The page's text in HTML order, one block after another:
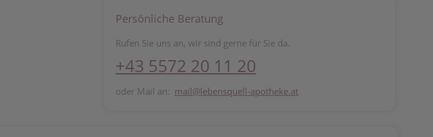
Persönliche Beratung
Rufen Sie uns an, wir sind gerne für Sie da.
+43 5572 20 11 20
oder Mail an: mail@lebensquell-apotheke.at